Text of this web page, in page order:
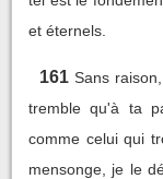
et éternels.
161 Sans
tremble qu'à ta
comme celui qui
mensonge, je le